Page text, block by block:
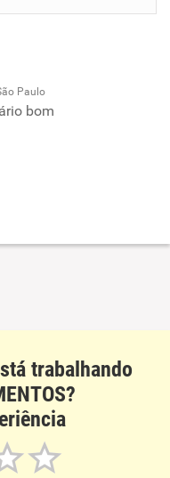
Paulo
bom
trabalhando